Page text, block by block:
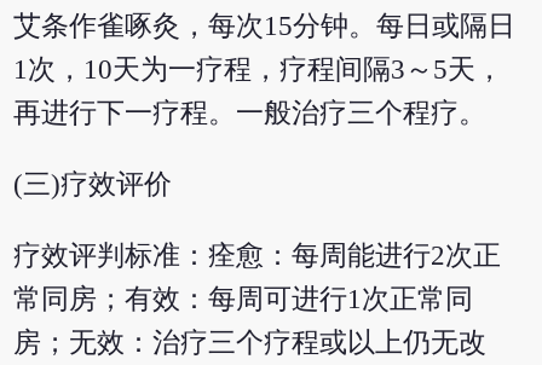
艾条作雀啄灸，每次15分钟。每日或隔日
1次，10天为一疗程，疗程间隔3～5天，
再进行下一疗程。一般治疗三个程疗。
(三)疗效评价
疗效评判标准：痊愈：每周能进行2次正
常同房；有效：每周可进行1次正常同
房；无效：治疗三个疗程或以上仍无改